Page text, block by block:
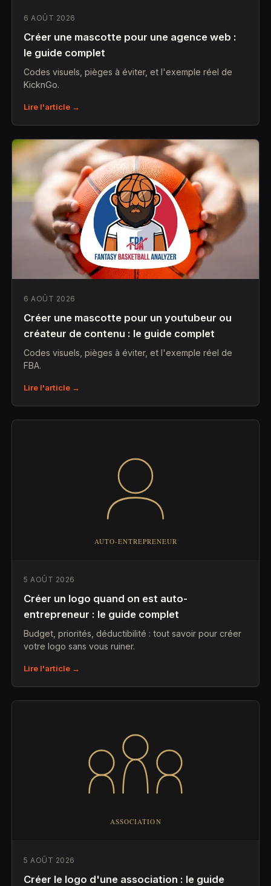
6 AOÛT 2026
Créer une mascotte pour une agence web :
le guide complet
Codes visuels, pièges à éviter, et l'exemple réel de
KicknGo.
Lire l'article →
6 AOÛT 2026
Créer une mascotte pour un youtubeur ou
créateur de contenu : le guide complet
Codes visuels, pièges à éviter, et l'exemple réel de
FBA.
Lire l'article →
5 AOÛT 2026
Créer un logo quand on est auto-
entrepreneur : le guide complet
Budget, priorités, déductibilité : tout savoir pour créer
votre logo sans vous ruiner.
Lire l'article →
5 AOÛT 2026
Créer le logo d'une association : le guide